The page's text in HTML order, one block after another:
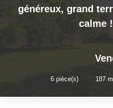
NOTRE
Notre Histoire
Nos
généreux, grand
calme !
6pièce(s) 187